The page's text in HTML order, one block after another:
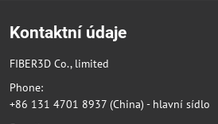
Kontaktní údaje
FIBER3D Co., limited
Phone:
+86 131 4701 8937 (China) - hlavní sídlo